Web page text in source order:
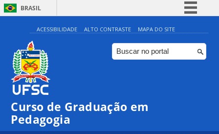
BRASIL
Simplifique!
Comunica BR
Participe
Canais
ACESSIBILIDADE ALTO CONTRASTE MAPA DO SITE
Curso de Graduação em
Pedagogia